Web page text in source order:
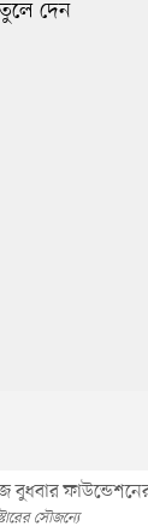
সৌজন্যে